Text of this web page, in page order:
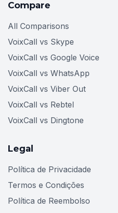
Compare
All Comparisons
VoixCall vs Skype
VoixCall vs Google Voice
VoixCall vs WhatsApp
VoixCall vs Viber Out
VoixCall vs Rebtel
VoixCall vs Dingtone
Legal
Política de Privacidade
Termos e Condições
Política de Reembolso